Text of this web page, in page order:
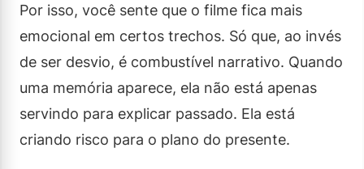
Por isso, você sente que o filme fica mais
emocional em certos trechos. Só que, ao invés
de ser desvio, é combustível narrativo. Quando
uma memória aparece, ela não está apenas
servindo para explicar passado. Ela está
criando risco para o plano do presente.